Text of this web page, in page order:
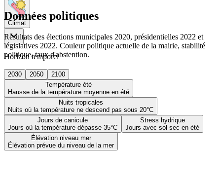
Climat
Horizon temporel
2030 2050
2100
Température été
Hausse de la température moyenne en été
Nuits tropicales
Nuits où la température ne descend pas sous 20°C
Jours de canicule
Jours où la température dépasse 35°C
Stress hydrique
Jours avec sol sec en été
Élévation niveau mer
Élévation prévue du niveau de la mer
Données politiques
Résultats des élections municipales 2020, présidentielles 2022 et
législatives 2022. Couleur politique actuelle de la mairie, stabilité
politique, taux d'abstention.